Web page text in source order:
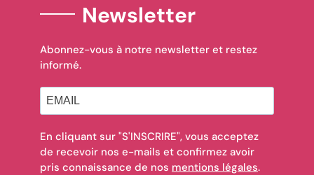
Newsletter
Abonnez-vous à notre newsletter et restez
informé.
En cliquant sur "S'INSCRIRE", vous acceptez
de recevoir nos e-mails et confirmez avoir
pris connaissance de nos mentions légales.